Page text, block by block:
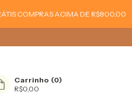
ACIMA DE R$800,00 FRETE
Carrinho (0)
R$0,00